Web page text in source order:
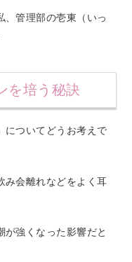
、管理部の壱東（いっ
を培う秘訣
についてどうお考えで
会離れなどをよく耳
が強くなった影響だと